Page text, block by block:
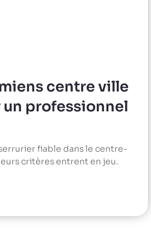
centre ville
un professionnel
fiable dans le centre-
critères entrent en jeu.